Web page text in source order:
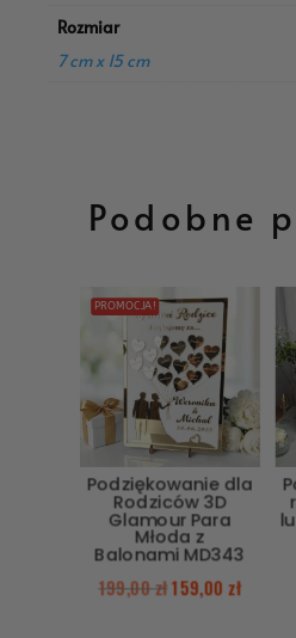
Rozmiar
7 cm x 15 cm
Podobne
PROMOCJA!
Podziękowanie dla
Rodziców 3D
Glamour Para
Młoda z
Balonami MD343
199,00zł159,00 zł